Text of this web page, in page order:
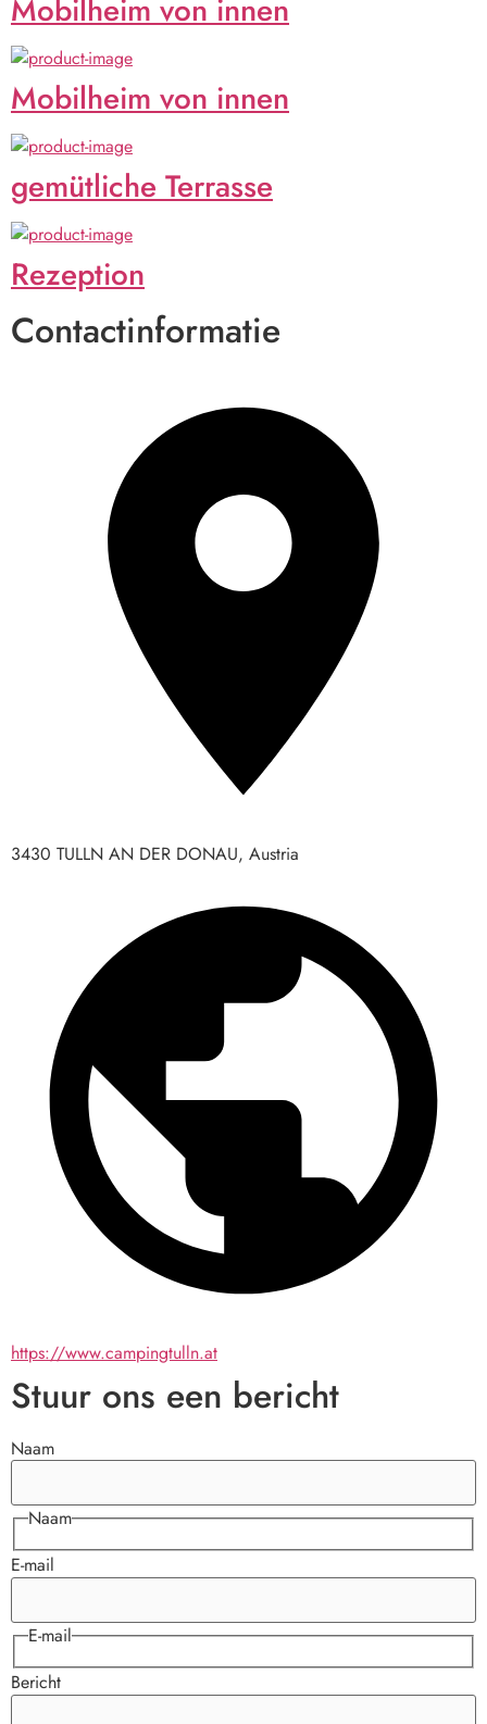
Mobilheim von innen
Mobilheim von innen
gemütliche Terrasse
Rezeption
Contactinformatie
3430 TULLN AN DER DONAU, Austria
https://www.campingtulln.at
Stuur ons een bericht
Naam
Naam
E-mail
E-mail
Bericht